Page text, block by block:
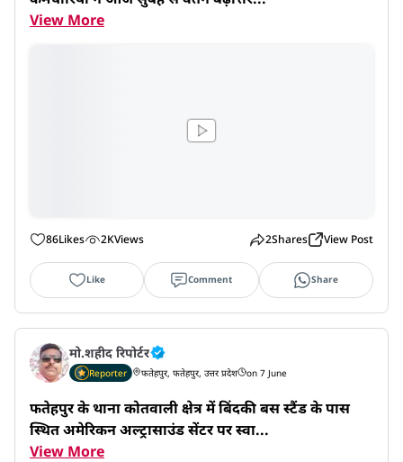
View More
86Likes 2KViews 2Shares View Post
Like Comment Share
मो.शहीद रिपोर्टर
Reporter फतेहपुर, फतेहपुर, उत्तर प्रदेश on 7 June
फतेहपुर के थाना कोतवाली क्षेत्र में बिंदकी बस स्टैंड के पास
स्थित अमेरिकन अल्ट्रासाउंड सेंटर पर स्वा...
View More